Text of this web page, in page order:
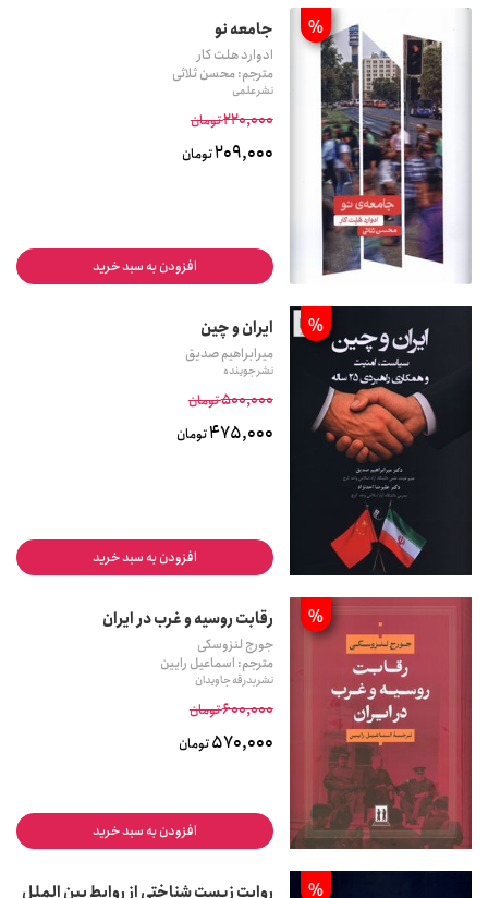
% جامعه نو
ادوارد هلت کار
مترجم: محسن ثلاثی
نشر علمی
220,000تومان
209,000تومان
افزودن به سبد خرید
% ایران و چین
میرابراهیم صدیق
نشر جوینده
500,000تومان
475,000تومان
افزودن به سبد خرید
% رقابت روسیه و غرب در ایران
جورج لنزوسکی
مترجم: اسماعیل رایین
نشر بدرقه جاویدان
600,000تومان
570,000تومان
افزودن به سبد خرید
% روایت زیست شناختی از روابط بین الملل